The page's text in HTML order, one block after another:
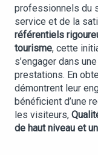
professionnels du
service et de la
référentiels
tourisme, cette
s’engager dans une
prestations. En
démontrent leur
bénéficient d’une
les visiteurs,
de haut niveau et